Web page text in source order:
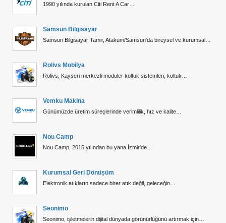
1990 yılında kurulan Citi Rent A Car…
Samsun Bilgisayar
Samsun Bilgisayar Tamir, Atakum/Samsun'da bireysel ve kurumsal…
Rolivs Mobilya
Rolivs, Kayseri merkezli moduler koltuk sistemleri, koltuk…
Vemku Makina
Günümüzde üretim süreçlerinde verimlilik, hız ve kalite…
Nou Camp
Nou Camp, 2015 yılından bu yana İzmir'de…
Kurumsal Geri Dönüşüm
Elektronik atıkların sadece birer atık değil, geleceğin…
Seonimo
Seonimo, işletmelerin dijital dünyada görünürlüğünü artırmak için…